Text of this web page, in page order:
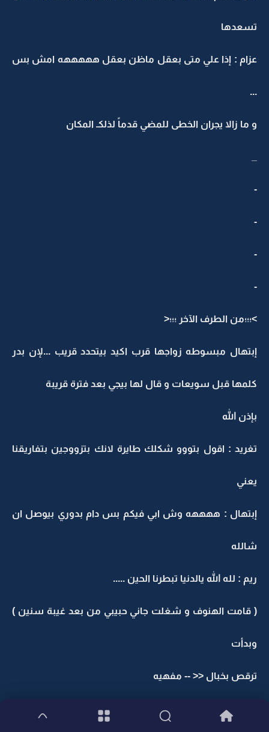
تسعدها
عزام : إذا علي متى بعقل ماظن بعقل هههههه امش بس
...
و ما زالا يجران الخطى للمضي قدماً لذلكـ المكان
-
-
-
-
>؛؛؛من الطرف الآخر ؛؛؛<
إبتهال مبسوطه زواجها قرب اكيد بيتحدد قريب ...لإن بدر
كلمها قبل سويعات و قال لها بيجي بعد فترة قريبة
بإذن الله
تغريد : اقول بتووو شكلك طايرة لانك بتزووجين بتفاريقنا
يعني
إبتهال : ههههه وش ابي فيكم بس دام بدوري بيوصل ان
شالله
ريم : لله الله يالدنيا تبطرنا الحين .....
( قامت الهنوف و شغلت جاني حبيبي من بعد غيبة سنين )
وبدأت
ترقص بخبال << -- مفهيه
تغريد : الله يخلف عليك على هالرقص ههههه وش بقيتِ